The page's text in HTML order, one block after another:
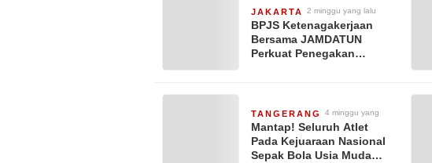
JAKARTA 2 minggu yang lalu
BPJS Ketenagakerjaan
Bersama JAMDATUN
Perkuat Penegakan
TANGERANG
4 minggu yang
lalu
Mantap! Seluruh Atlet
Pada Kejuaraan Nasional
Sepak Bola Usia Muda